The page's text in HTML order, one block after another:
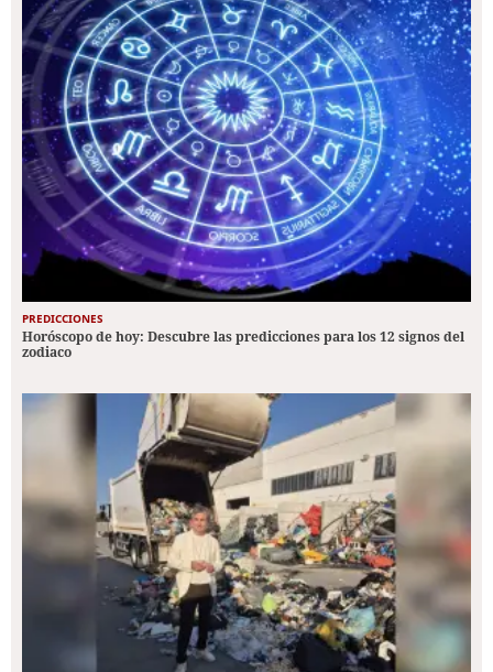
PREDICCIONES
Horóscopo de hoy: Descubre las predicciones para los 12 signos del
zodiaco